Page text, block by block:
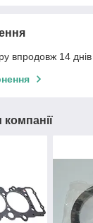
впродовж 14
компанії